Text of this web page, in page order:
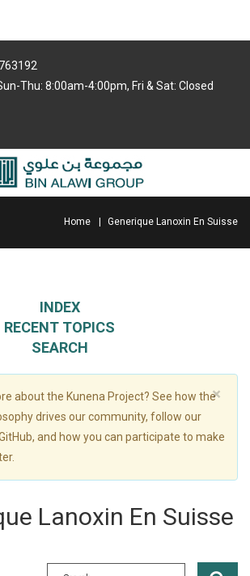
Thu: 8:00am-4:00pm, Fri & Sat: Closed
Home Generique Lanoxin En Suisse
INDEX
RECENT TOPICS
SEARCH
×
about the Kunena Project? See how the
drives our community, follow our
and how you can participate to make
Lanoxin En Suisse